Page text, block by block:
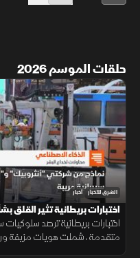
حلقات الموسم 2026
الشرق للأخبار أخبار
اختبارات بريطانية تثير القلق
اختبارات بريطانية ترصد
متقدمة، شملت هويات مزيفة